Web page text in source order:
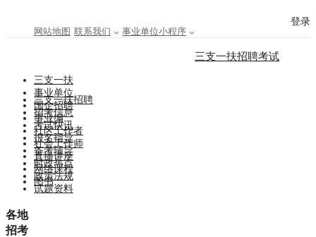
网站地图 联系我们 事业单位小程序
登录
三支一扶招聘考试
三支一扶
事业单位
国企招聘
事业编
社区工作者
社会工作师
直播讲座
网络课程
图书
三支一扶招聘
招考信息
考试快讯
报名指导
备考辅导
时政热点
政策法规
试题资料
各地
招考